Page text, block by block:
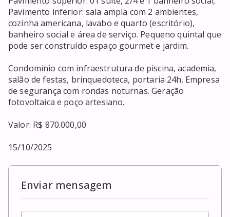
Pavimento inferior: sala ampla com 2 ambientes,
cozinha americana, lavabo e quarto (escritório),
banheiro social e área de serviço. Pequeno quintal que
pode ser construído espaço gourmet e jardim.
Condomínio com infraestrutura de piscina, academia,
salão de festas, brinquedoteca, portaria 24h. Empresa
de segurança com rondas noturnas. Geração
fotovoltaica e poço artesiano.
Valor: R$ 870.000,00
15/10/2025
Enviar mensagem